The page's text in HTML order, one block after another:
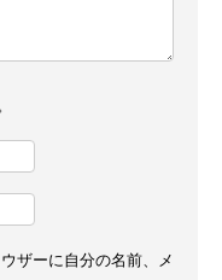
ザーに自分の名前、メ